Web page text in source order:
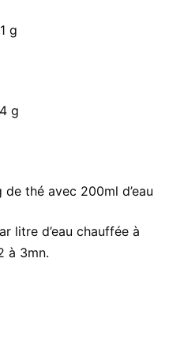
g
g
thé avec 200ml d’eau
litre d’eau chauffée à
à 3mn.